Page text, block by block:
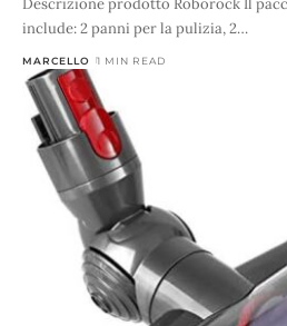
indica un pavimento
include: 2 panni per la pulizia, 2…
MARCELLO 1 MIN READ